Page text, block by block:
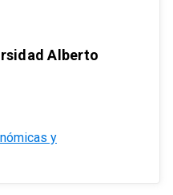
Alberto
y